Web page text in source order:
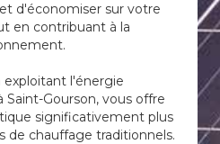
d'économiser sur votre
en contribuant à la
exploitant l'énergie
Saint-Gourson, vous offre
significativement plus
de chauffage traditionnels.